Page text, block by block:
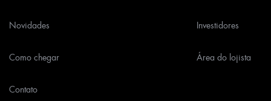
Novidades
Como chegar
Contato
Investidores
Área do lojista